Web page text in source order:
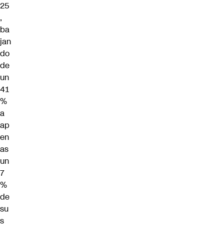
25
,
ba
jan
do
de
un
41
%
a
ap
en
as
un
7
%
de
su
s